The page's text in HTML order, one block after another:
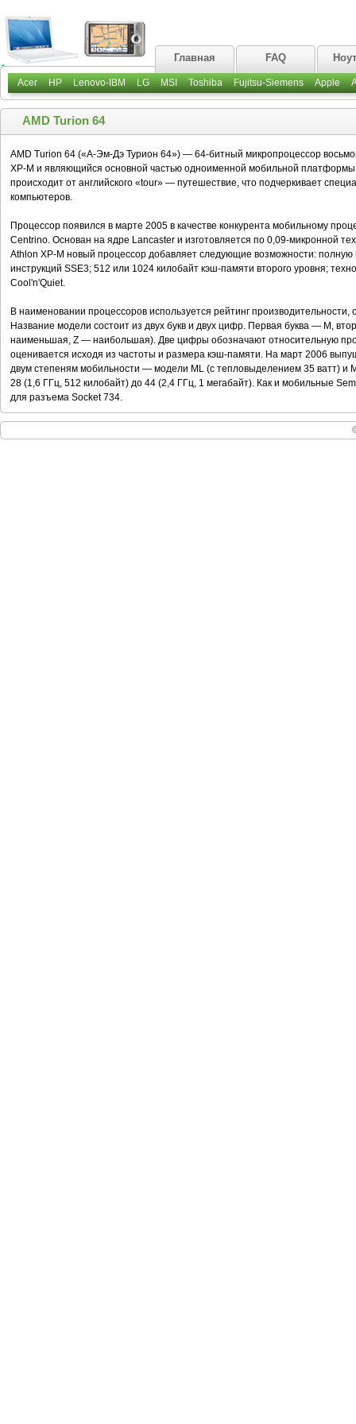
Главная FAQ
Acer HP Lenovo-IBM LG MSI Toshiba Fujitsu-Siemens Apple
AMD Turion 64
AMD Turion 64 («А-Эм-Дэ Турион 64») — 64-битный микропроцессор
XP-M и являющийся основной частью одноименной мобильной
происходит от английского «tour» — путешествие, что подчеркивает
компьютеров.
Процессор появился в марте 2005 в качестве конкурента мобильному
Centrino. Основан на ядре Lancaster и изготовляется по 0,09-микронной
Athlon XP-M новый процессор добавляет следующие возможности: полную
инструкций SSE3; 512 или 1024 килобайт кэш-памяти второго уровня;
Cool'n'Quiet.
В наименовании процессоров используется рейтинг производительности,
Название модели состоит из двух букв и двух цифр. Первая буква — M,
наименьшая, Z — наибольшая). Две цифры обозначают относительную
оценивается исходя из частоты и размера кэш-памяти. На март 2006
двум степеням мобильности — модели ML (с тепловыделением 35 ватт) и
28 (1,6 ГГц, 512 килобайт) до 44 (2,4 ГГц, 1 мегабайт). Как и мобильные
для разъема Socket 734.